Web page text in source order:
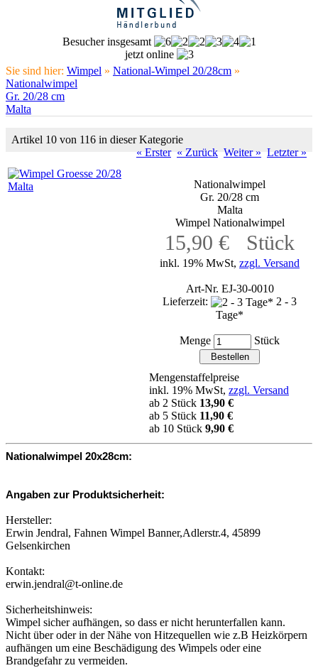
Besucher insgesamt
jetzt online
Sie sind hier: Wimpel » National-Wimpel 20/28cm »
Nationalwimpel
Gr. 20/28 cm
Malta
Artikel 10 von 116 in dieser Kategorie
« Erster « Zurück Weiter » Letzter »
Nationalwimpel
Gr. 20/28 cm
Malta
Wimpel Nationalwimpel
15,90 € Stück
inkl. 19% MwSt, zzgl. Versand
Art-Nr. EJ-30-0010
Lieferzeit:
2 - 3
Tage*
Menge Stück
Mengenstaffelpreise
inkl. 19% MwSt, zzgl. Versand
ab 2 Stück 13,90 €
ab 5 Stück 11,90 €
ab 10 Stück 9,90 €
Nationalwimpel 20x28cm:
Angaben zur Produktsicherheit:
Hersteller:
Erwin Jendral, Fahnen Wimpel Banner,Adlerstr.4, 45899
Gelsenkirchen
Kontakt:
erwin.jendral@t-online.de
Sicherheitshinweis:
Wimpel sicher aufhängen, so dass er nicht herunterfallen kann.
Nicht über oder in der Nähe von Hitzequellen wie z.B Heizkörpern
aufhängen um eine Beschädigung des Wimpels oder eine
Brandgefahr zu vermeiden.